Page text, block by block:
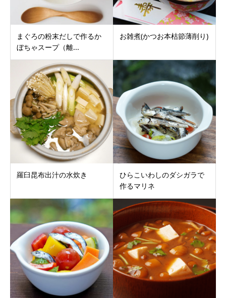
まぐろの粉末だしで作るか
ぼちゃスープ（離...
お雑煮(かつお本枯節薄削り)
羅臼昆布出汁の水炊き
ひらこいわしのダシガラで
作るマリネ